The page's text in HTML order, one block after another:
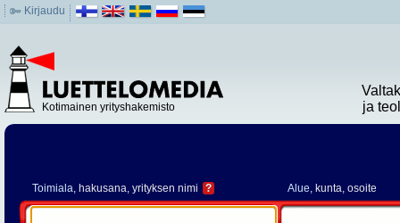
Kirjaudu
Kotimainen yrityshakemisto
ja
Toimiala, hakusana, yrityksen nimi ? Alue, kunta, osoite